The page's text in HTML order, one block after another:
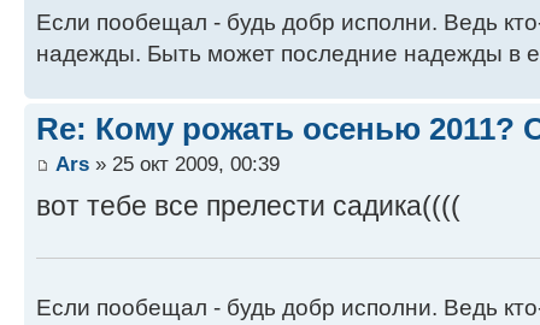
Если пообещал - будь добр исполни. Ведь
надежды. Быть может последние надежды в
Re: Кому рожать осенью 2011?
Ars » 25 окт 2009, 00:39
вот тебе все прелести садика((((
Если пообещал - будь добр исполни. Ведь